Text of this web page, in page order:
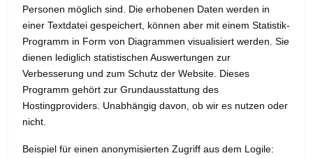
Personen möglich sind. Die erhobenen Daten werden in
einer Textdatei gespeichert, können aber mit einem Statistik-
Programm in Form von Diagrammen visualisiert werden. Sie
dienen lediglich statistischen Auswertungen zur
Verbesserung und zum Schutz der Website. Dieses
Programm gehört zur Grundausstattung des
Hostingproviders. Unabhängig davon, ob wir es nutzen oder
nicht.
Beispiel für einen anonymisierten Zugriff aus dem Logile: